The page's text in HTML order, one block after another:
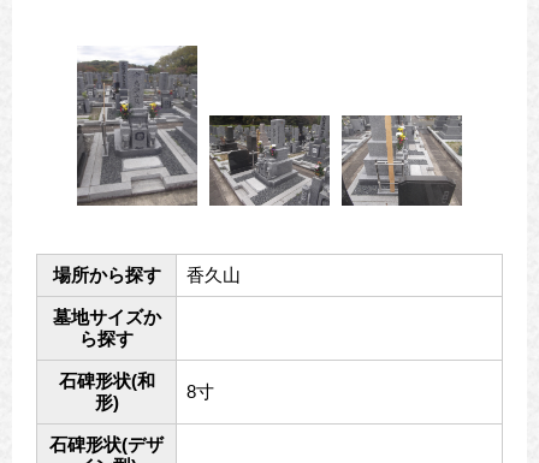
場所から探す 香久山
墓地サイズか
ら探す
石碑形状(和
形)
8寸
石碑形状(デザ